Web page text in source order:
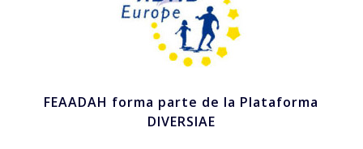
FEAADAH forma parte de la Plataforma
DIVERSIAE